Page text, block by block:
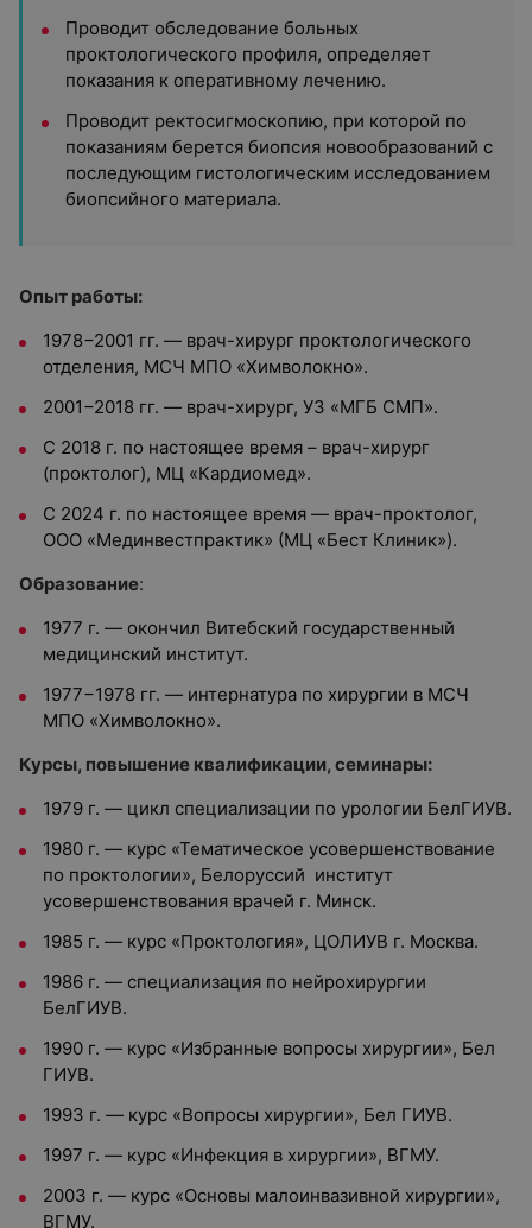
Проводит обследование больных
проктологического профиля, определяет
показания к оперативному лечению.
Проводит ректосигмоскопию, при которой по
показаниям берется биопсия новообразований с
последующим гистологическим исследованием
биопсийного материала.
Опыт работы:
1978−2001 гг. — врач-хирург проктологического
отделения, МСЧ МПО «Химволокно».
2001−2018 гг. — врач-хирург, УЗ «МГБ СМП».
С 2018 г. по настоящее время – врач-хирург
(проктолог), МЦ «Кардиомед».
С 2024 г. по настоящее время — врач-проктолог,
ООО «Мединвестпрактик» (МЦ «Бест Клиник»).
Образование:
1977 г. — окончил Витебский государственный
медицинский институт.
1977−1978 гг. — интернатура по хирургии в МСЧ
МПО «Химволокно».
Курсы, повышение квалификации, семинары:
1979 г. — цикл специализации по урологии БелГИУВ.
1980 г. — курс «Тематическое усовершенствование
по проктологии», Белоруссий институт
усовершенствования врачей г. Минск.
1985 г. — курс «Проктология», ЦОЛИУВ г. Москва.
1986 г. — специализация по нейрохирургии
БелГИУВ.
1990 г. — курс «Избранные вопросы хирургии», Бел
ГИУВ.
1993 г. — курс «Вопросы хирургии», Бел ГИУВ.
1997 г. — курс «Инфекция в хирургии», ВГМУ.
2003 г. — курс «Основы малоинвазивной хирургии»,
ВГМУ.